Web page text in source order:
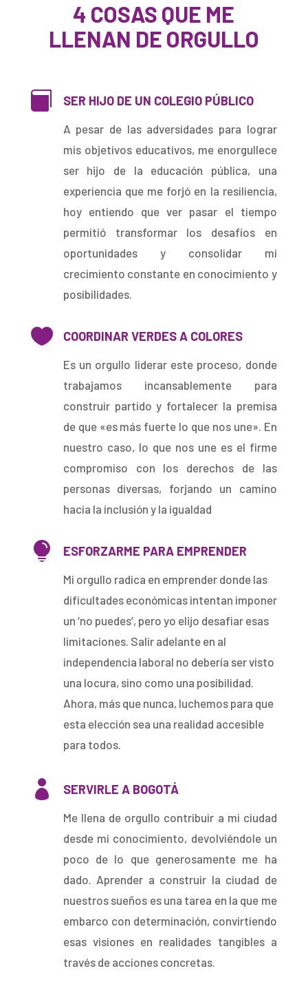
4 COSAS QUE ME
LLENAN DE ORGULLO
 SER HIJO DE UN COLEGIO PÚBLICO
A pesar de las adversidades para lograr
mis objetivos educativos, me enorgullece
ser hijo de la educación pública, una
experiencia que me forjó en la resiliencia,
hoy entiendo que ver pasar el tiempo
permitió transformar los desafíos en
oportunidades y consolidar mi
crecimiento constante en conocimiento y
posibilidades.
 COORDINAR VERDES A COLORES
Es un orgullo liderar este proceso, donde
trabajamos incansablemente para
construir partido y fortalecer la premisa
de que «es más fuerte lo que nos une». En
nuestro caso, lo que nos une es el firme
compromiso con los derechos de las
personas diversas, forjando un camino
hacia la inclusión y la igualdad
 ESFORZARME PARA EMPRENDER
Mi orgullo radica en emprender donde las
dificultades económicas intentan imponer
un ‘no puedes’, pero yo elijo desafiar esas
limitaciones. Salir adelante en al
independencia laboral no debería ser visto
una locura, sino como una posibilidad.
Ahora, más que nunca, luchemos para que
esta elección sea una realidad accesible
para todos.
 SERVIRLE A BOGOTÁ
Me llena de orgullo contribuir a mi ciudad
desde mi conocimiento, devolviéndole un
poco de lo que generosamente me ha
dado. Aprender a construir la ciudad de
nuestros sueños es una tarea en la que me
embarco con determinación, convirtiendo
esas visiones en realidades tangibles a
través de acciones concretas.